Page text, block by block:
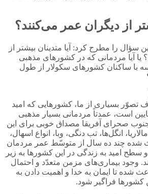
از دیگران عمر می‌کنند؟
سؤال را مطرح کرد: آیا متدینان بیشتر از
یا آیا مردمانی که در کشورهای مذهبی
با ساکنان کشورهای سکولار از طول
تصوّر بسیاری از ما، کشورهایی که امید
است، عمدتاً مردمانی بسیار مذهبی
صحرای آفریقا مصداق خوبی برای این
انگل‌ها، تب دنگی، وبا، انواع اسهال،
شده چند ده سال از متوسّط عمر مردمان
سطح امید به زندگی در این کشورها به زیر
وجود بیماری‌های مزمن متعدّد و احتمال
شده تا ایمان به خدا و اهمیت دادن به
کشورها فراگیر شود.